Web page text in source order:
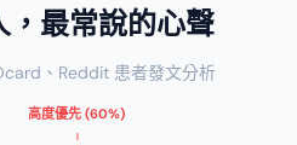
，最常說的心聲
、Reddit 患者發文分析
高度優先(60%)